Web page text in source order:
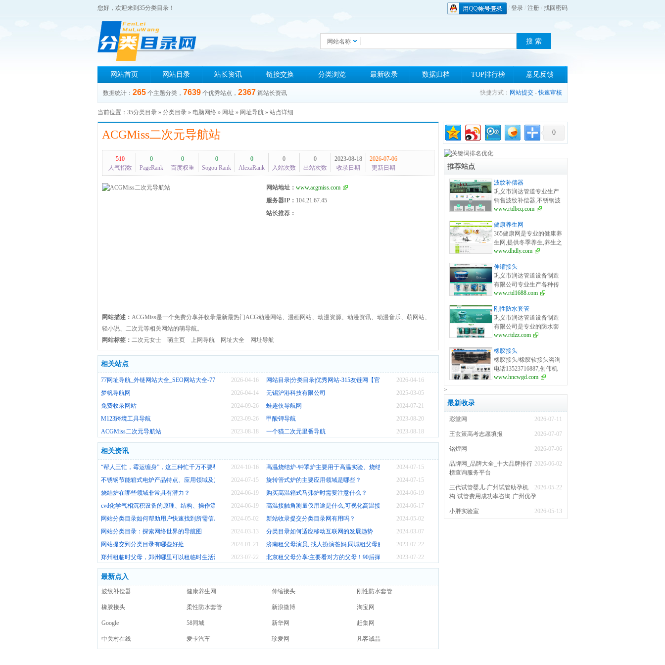
您好，欢迎来到35分类目录！ / 登录 / 注册 / 找回密码
网站名称
网站首页 网站目录 站长资讯 链接交换 分类浏览 最新收录 数据归档 TOP排行榜 意见反馈
数据统计： 265 个主题分类， 7639 个优秀站点， 2367 篇站长资讯 快捷方式： 网站提交 -快速审核
当前位置： 35分类目录 » 分类目录 » 电脑网络 » 网址 » 网址导航 » 站点详细
ACGMiss二次元导航站
510
人气指数
0
PageRank
0
百度权重
0
Sogou Rank
0
AlexaRank
0
入站次数
0
出站次数
2023-08-18
收录日期
2026-07-06
更新日期
网站地址： www.acgmiss.com
服务器IP： 104.21.67.45
站长推荐：
网站描述： ACGMiss是一个免费分享并收录最新最热门ACG动漫网站、漫画网站、动漫资源、动漫资讯、动漫音乐、萌网站、
轻小说、二次元等相关网站的萌导航。
网站标签： 二次元女士 萌主页 上网导航 网址大全 网址导航
相关站点
2026-04-16
77网址导航_外链网站大全_SEO网站大全-77目录网 2026-04-16
网站目录|分类目录|优秀网站-315友链网【官方网站】
2026-04-14
梦帆导航网 2025-03-05
无锡沪港科技有限公司
2024-09-26
免费收录网站 2024-07-21
蛙趣侠导航网
2023-09-26
M123跨境工具导航 2023-08-20
甲酸钾导航
2023-08-18
ACGMiss二次元导航站 2023-08-18
一个猫二次元里番导航
相关资讯
2024-10-16
“帮人三忙，霉运缠身”，这三种忙千万不要帮，别等吃亏才后悔 2024-07-15
高温烧结炉-钟罩炉主要用于高温实验、烧结、热处理等工艺
2024-07-15
不锈钢节能箱式电炉产品特点、应用领域及其价格 2024-07-15
旋转管式炉的主要应用领域是哪些？
2024-06-19
烧结炉在哪些领域非常具有潜力？ 2024-06-19
购买高温箱式马弗炉时需要注意什么？
2024-06-19
cvd化学气相沉积设备的原理、结构、操作流程及应用 2024-06-17
高温接触角测量仪用途是什么,可视化高温接触角测试仪厂家
2024-05-02
网站分类目录如何帮助用户快速找到所需信息？ 2024-05-02
新站收录提交分类目录网有用吗？
2024-03-13
网站分类目录：探索网络世界的导航图 2024-03-07
分类目录如何适应移动互联网的发展趋势
2024-01-21
网站提交到分类目录有哪些好处 2023-07-22
济南租父母演员, 找人扮演爸妈,同城租父母服务
2023-07-22
郑州租临时父母，郑州哪里可以租临时生活演员？ 2023-07-22
北京租父母分享:主要看对方的父母！90后择偶新标准
最新点入
波纹补偿器 健康养生网 伸缩接头 刚性防水套管
橡胶接头 柔性防水套管 新浪微博 淘宝网
Google 58同城 新华网 赶集网
中关村在线 爱卡汽车 珍爱网 凡客诚品
0
推荐站点
波纹补偿器
巩义市润达管道专业生产
销售波纹补偿器,不锈钢波
纹补偿器等产品,波纹补偿
需定制,质量可靠,售后有保
障,润达管道补偿器因尺寸
精准、性能出色、品质优
良,应用越来越为广泛,专业
成就未来,品质决定效益,期
待与您真诚合作.
www.rtdbcq.com
健康养生网
365健康网是专业的健康养
生网,提供冬季养生,养生之
道,养生保健,两性健康,女
生,大众养生,健康减肥,美
容养生,健康饮食等健康养
生知识,走健康之路、行养
生之道、享健康生活,就来
365健康网!
www.dhdly.com
伸缩接头
巩义市润达管道设备制造
有限公司专业生产各种传
力接头、伸缩接头、伸缩
产品，并为您提供优质的
产品售后服务,备有大量现
货,想了解有关传力接头和
伸缩接头价格相关信息咨
询:0371-64031789;0371-
64030292
www.rtd1688.com
刚性防水套管
巩义市润达管道设备制造
有限公司是专业的防水套
管厂家,备有大量现货,防水
64031789;0371-64030292,
主要产品有:柔性防水套管,
刚性防水套管,02s404防水
套管等。
www.rtdzz.com
橡胶接头
橡胶接头/橡胶软接头咨询
电话13523716887,创伟机
械专业生产橡胶接头、橡
性接头、橡胶伸缩节、橡
胶补偿器等产品,网
址:http://www.hncwgd.com/
www.hncwgd.com
>
最新收录
2026-07-11
彩堂网
2026-07-07
王玄策高考志愿填报
2026-07-06
铭煌网
2026-06-02
品牌网_品牌大全_十大品牌排行
榜查询服务平台
2026-05-22
三代试管婴儿-广州试管助孕机
构-试管费用成功率咨询-广州优孕
2026-05-13
小胖实验室